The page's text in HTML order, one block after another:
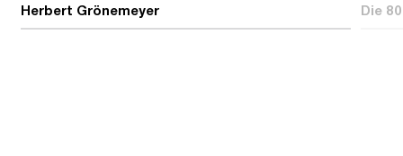
Herbert Grönemeyer Die